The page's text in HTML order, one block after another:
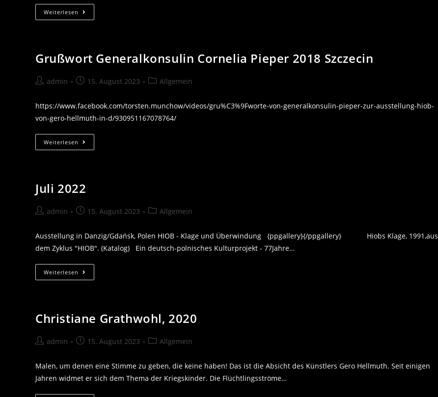
Weiterlesen Bogdan
Twardochleb,
Öffnen
Laudatio
Grußwort Generalkonsulin Cornelia Pieper 2018 Szczecin
Beitrags-
admin
Beitrag15. August 2023
Beitrags-
Allgemein
https://www.facebook.com/torsten.munchow/videos/gru%C3%9Fworte-von-generalkonsulin-pieper-zur-ausstellung-hiob-
von-gero-hellmuth-in-d/930951167078764/
Weiterlesen Grußwort
Generalkonsulin
Juli 2022
Beitrags-
admin
Beitrag15. August 2023
Beitrags-
Allgemein
Ausstellung in Danzig/Gdańsk, Polen HIOB - Klage und Überwindung {ppgallery}{/ppgallery} Hiobs Klage, 1991,aus
dem Zyklus "HIOB". (Katalog) Ein deutsch-polnisches Kulturprojekt - 77Jahre…
Weiterlesen Juli
2022
Christiane Grathwohl, 2020
Beitrags-
admin
Beitrag15. August 2023
Beitrags-
Allgemein
Malen, um denen eine Stimme zu geben, die keine haben! Das ist die Absicht des Künstlers Gero Hellmuth. Seit einigen
Jahren widmet er sich dem Thema der Kriegskinder. Die Flüchtlingsströme…